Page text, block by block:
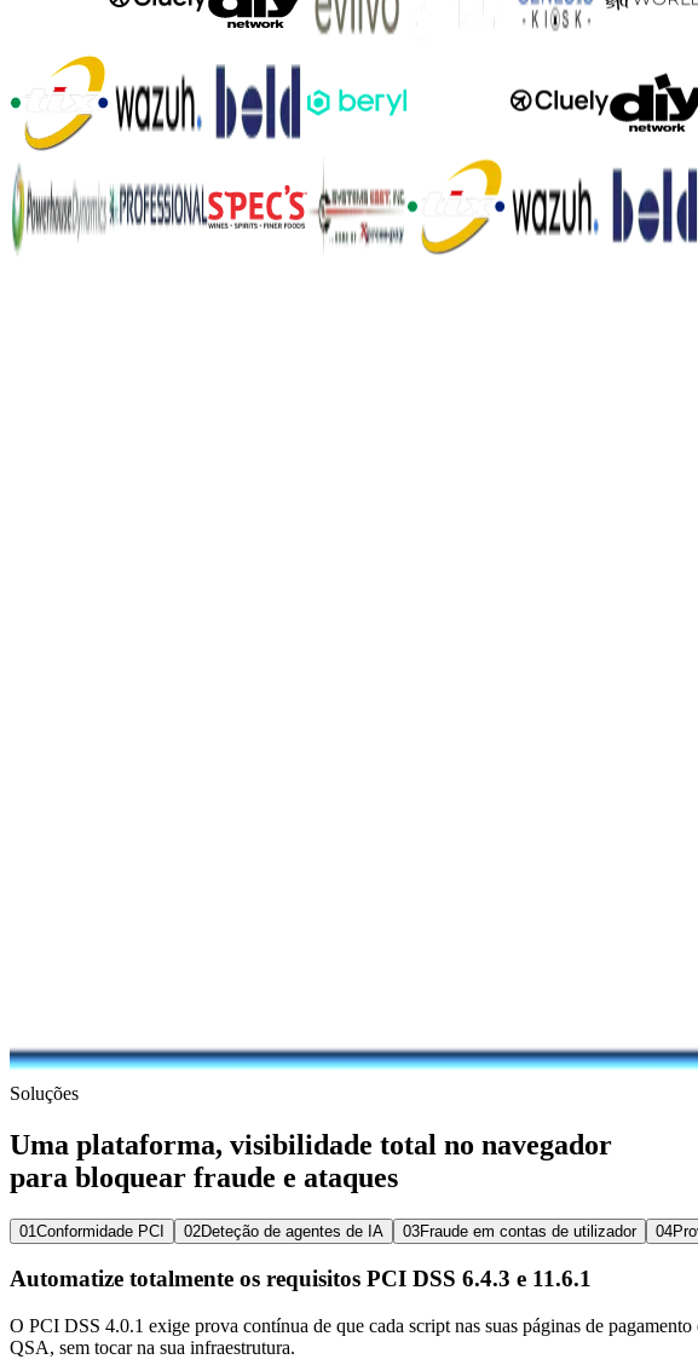
Soluções
Uma plataforma, visibilidade total no navegador
para bloquear fraude e ataques
01Conformidade PCI 02Deteção de agentes de IA 03Fraude em contas de utilizador 04
Automatize totalmente os requisitos PCI DSS 6.4.3 e 11.6.1
O PCI DSS 4.0.1 exige prova contínua de que cada script nas suas páginas de
QSA, sem tocar na sua infraestrutura.